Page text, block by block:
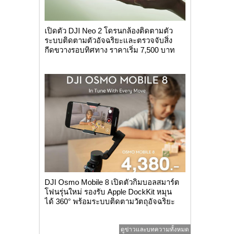
เปิดตัว DJI Neo 2 โดรนกล้องติดตามตัว
ระบบติดตามตัวอัจฉริยะและตรวจจับสิ่ง
กีดขวางรอบทิศทาง ราคาเริ่ม 7,500 บาท
DJI Osmo Mobile 8 เปิดตัวกิมบอลสมาร์ต
โฟนรุ่นใหม่ รองรับ Apple DockKit หมุน
ได้ 360° พร้อมระบบติดตามวัตถุอัจฉริยะ
ดูข่าวและบทความทั้งหมด